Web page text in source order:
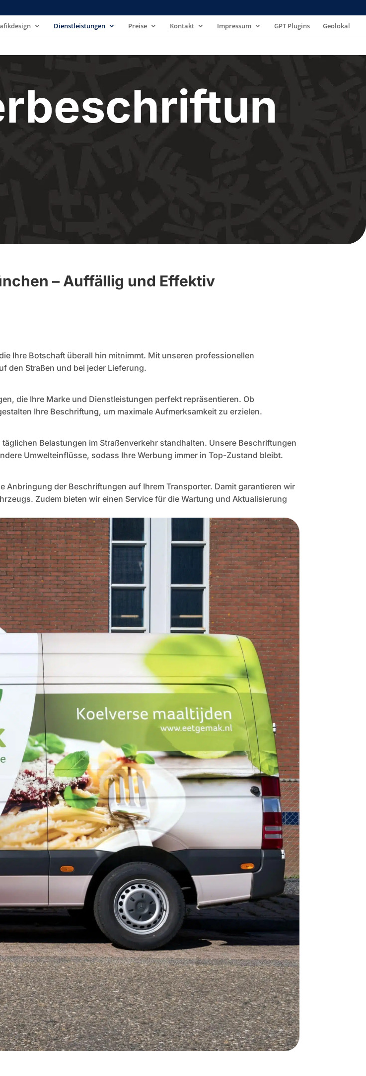
Dienstleistungen Preise Kontakt Impressum GPT Plugins Geolokal
– Auffällig und Effektiv
Ihre Botschaft überall hin mitnimmt. Mit unseren professionellen
den Straßen und bei jeder Lieferung.
die Ihre Marke und Dienstleistungen perfekt repräsentieren. Ob
Ihre Beschriftung, um maximale Aufmerksamkeit zu erzielen.
Belastungen im Straßenverkehr standhalten. Unsere Beschriftungen
Umwelteinflüsse, sodass Ihre Werbung immer in Top-Zustand bleibt.
der Beschriftungen auf Ihrem Transporter. Damit garantieren wir
Zudem bieten wir einen Service für die Wartung und Aktualisierung